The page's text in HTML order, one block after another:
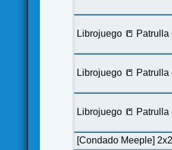
Librojuego 📒
Librojuego 📒
Librojuego 📒
[Condado Meeple]